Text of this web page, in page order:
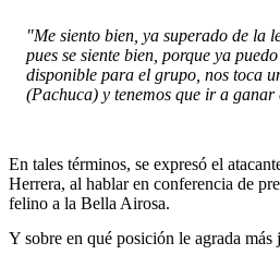
"Me siento bien, ya superado de la
pues se siente bien, porque ya
disponible para el grupo, nos toca
(Pachuca) y tenemos que ir a ganar
En tales términos, se expresó el
Herrera, al hablar en conferencia de
felino a la Bella Airosa.
Y sobre en qué posición le agrada más